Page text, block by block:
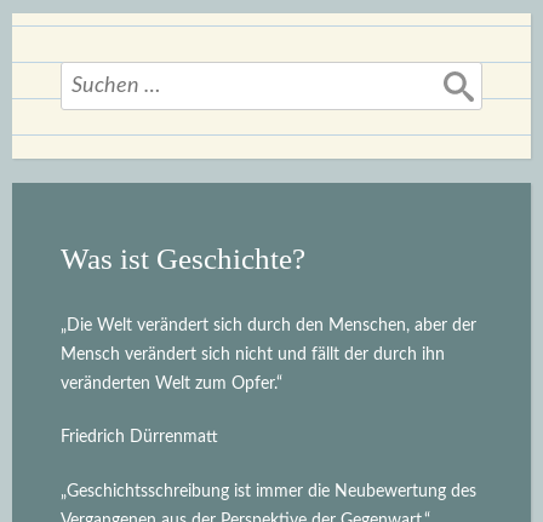
seine
Stelle
Suchen
nach:
Was ist Geschichte?
„Die Welt verändert sich durch den Menschen, aber der
Mensch verändert sich nicht und fällt der durch ihn
veränderten Welt zum Opfer.“
Friedrich Dürrenmatt
„Geschichtsschreibung ist immer die Neubewertung des